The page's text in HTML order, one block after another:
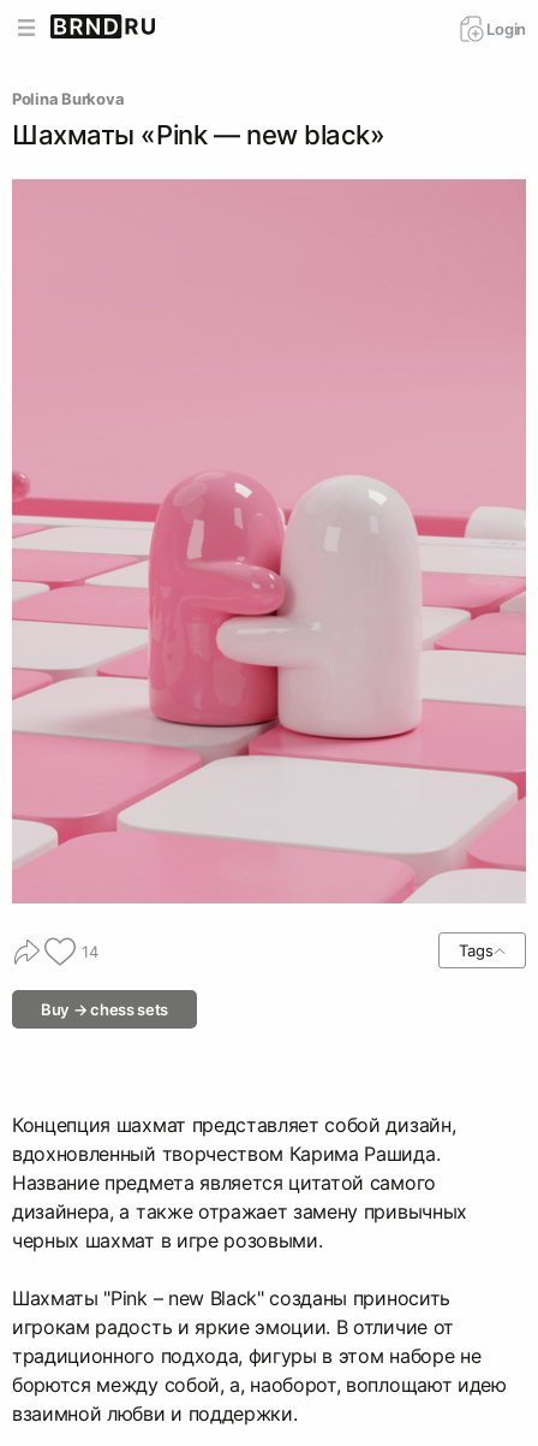
Login
Polina Burkova
Шахматы «Pink — new black»
14 Tags
Buy → chess sets
Концепция шахмат представляет собой дизайн,
вдохновленный творчеством Карима Рашида.
Название предмета является цитатой самого
дизайнера, а также отражает замену привычных
черных шахмат в игре розовыми.
Шахматы "Pink – new Black" созданы приносить
игрокам радость и яркие эмоции. В отличие от
традиционного подхода, фигуры в этом наборе не
борются между собой, а, наоборот, воплощают идею
взаимной любви и поддержки.